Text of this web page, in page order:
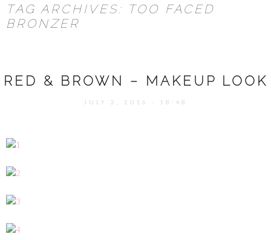
FOOD & HEALTH
OUTFITS
TAG ARCHIVES: TOO FACED
BRONZER
RED & BROWN – MAKEUP LOOK
JULY 2, 2016 - 18:48